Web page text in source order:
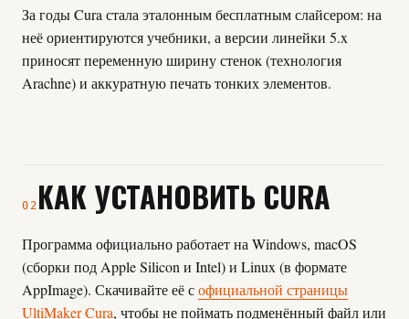
За годы Cura стала эталонным бесплатным слайсером: на
неё ориентируются учебники, а версии линейки 5.x
приносят переменную ширину стенок (технология
Arachne) и аккуратную печать тонких элементов.
02 КАК УСТАНОВИТЬ CURA
Программа официально работает на Windows, macOS
(сборки под Apple Silicon и Intel) и Linux (в формате
AppImage). Скачивайте её софициальной страницы
UltiMaker Cura, чтобы не поймать подменённый файл или